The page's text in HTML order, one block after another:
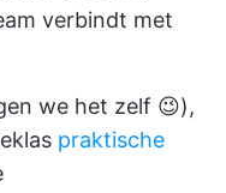
verbindt met
we het zelf 😉),
praktische